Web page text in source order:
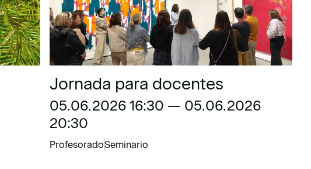
Jornada para docentes
05.06.2026 16:30 — 05.06.2026
20:30
ProfesoradoSeminario